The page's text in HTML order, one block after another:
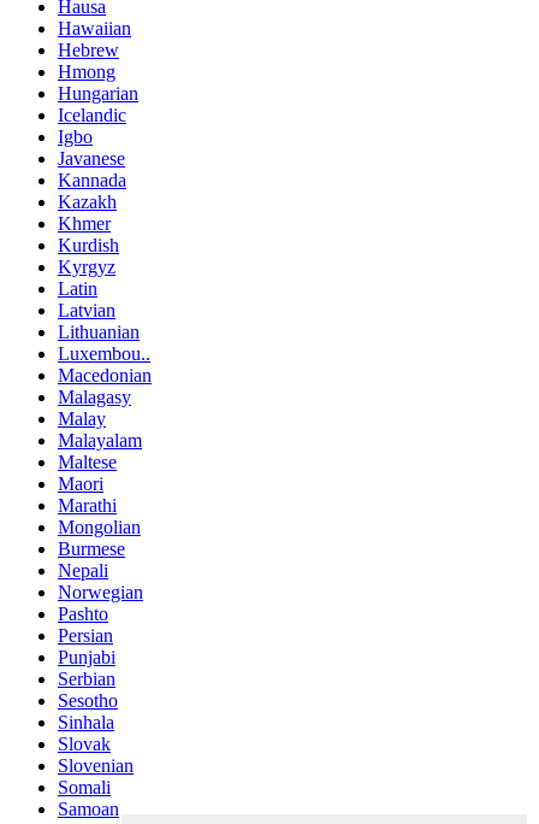
Hausa
Hawaiian
Hebrew
Hmong
Hungarian
Icelandic
Igbo
Javanese
Kannada
Kazakh
Khmer
Kurdish
Kyrgyz
Latin
Latvian
Lithuanian
Luxembou..
Macedonian
Malagasy
Malay
Malayalam
Maltese
Maori
Marathi
Mongolian
Burmese
Nepali
Norwegian
Pashto
Persian
Punjabi
Serbian
Sesotho
Sinhala
Slovak
Slovenian
Somali
Samoan